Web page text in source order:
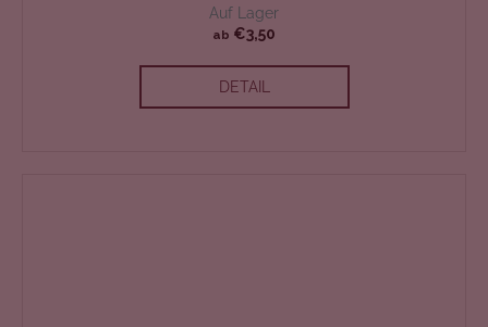
Auf Lager
ab €3,50
DETAIL